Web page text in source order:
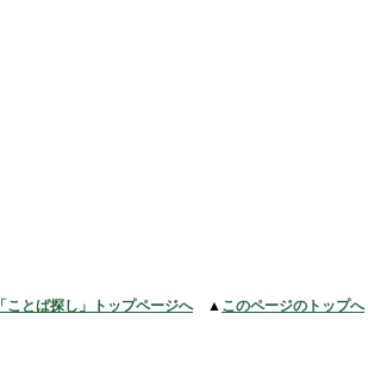
「ことば探し」トップページへ▲ このページのトップへ